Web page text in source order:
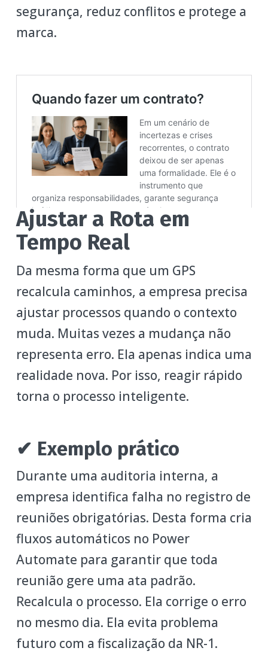
segurança, reduz conflitos e protege a
marca.
Ajustar a Rota em
Tempo Real
Da mesma forma que um GPS
recalcula caminhos, a empresa precisa
ajustar processos quando o contexto
muda. Muitas vezes a mudança não
representa erro. Ela apenas indica uma
realidade nova. Por isso, reagir rápido
torna o processo inteligente.
✔ Exemplo prático
Durante uma auditoria interna, a
empresa identifica falha no registro de
reuniões obrigatórias. Desta forma cria
fluxos automáticos no Power
Automate para garantir que toda
reunião gere uma ata padrão.
Recalcula o processo. Ela corrige o erro
no mesmo dia. Ela evita problema
futuro com a fiscalização da NR-1.